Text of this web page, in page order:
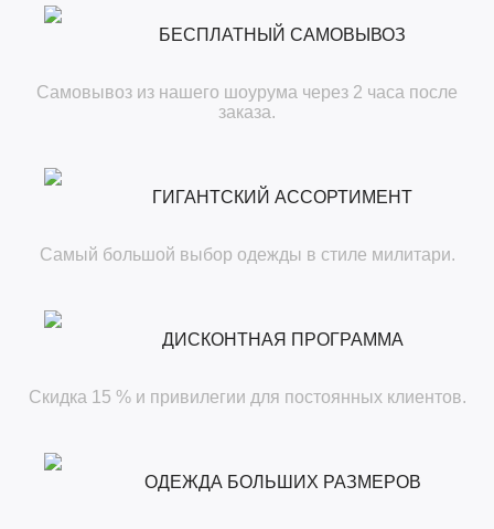
БЕСПЛАТНЫЙ САМОВЫВОЗ
Самовывоз из нашего шоурума через 2 часа после
заказа.
ГИГАНТСКИЙ АССОРТИМЕНТ
Самый большой выбор одежды в стиле милитари.
ДИСКОНТНАЯ ПРОГРАММА
Скидка 15 % и привилегии для постоянных клиентов.
ОДЕЖДА БОЛЬШИХ РАЗМЕРОВ